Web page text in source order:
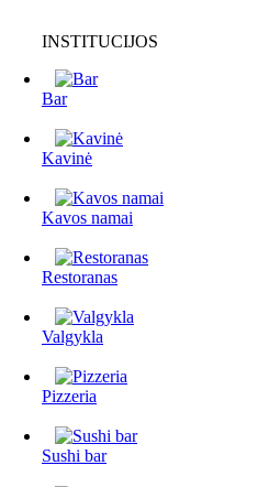
INSTITUCIJOS
Bar
Kavinė
Kavos namai
Restoranas
Valgykla
Pizzeria
Sushi bar